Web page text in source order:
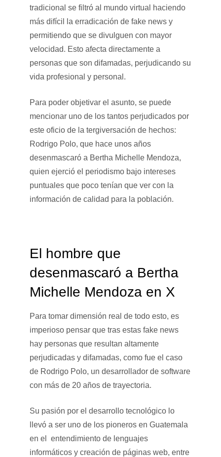
tradicional se filtró al mundo virtual haciendo
más difícil la erradicación de fake news y
permitiendo que se divulguen con mayor
velocidad. Esto afecta directamente a
personas que son difamadas, perjudicando su
vida profesional y personal.
Para poder objetivar el asunto, se puede
mencionar uno de los tantos perjudicados por
este oficio de la tergiversación de hechos:
Rodrigo Polo, que hace unos años
desenmascaró a Bertha Michelle Mendoza,
quien ejerció el periodismo bajo intereses
puntuales que poco tenían que ver con la
información de calidad para la población.
El hombre que
desenmascaró a Bertha
Michelle Mendoza en X
Para tomar dimensión real de todo esto, es
imperioso pensar que tras estas fake news
hay personas que resultan altamente
perjudicadas y difamadas, como fue el caso
de Rodrigo Polo, un desarrollador de software
con más de 20 años de trayectoria.
Su pasión por el desarrollo tecnológico lo
llevó a ser uno de los pioneros en Guatemala
en el entendimiento de lenguajes
informáticos y creación de páginas web, entre